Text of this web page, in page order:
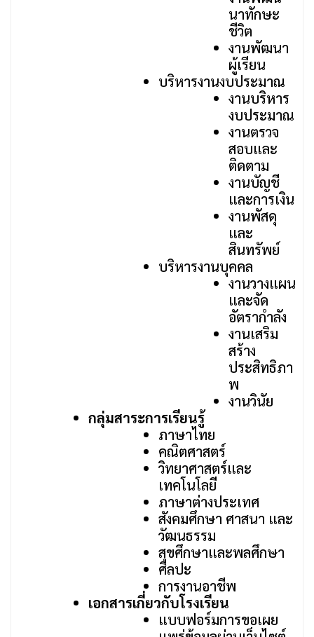
นาทักษะ
ชีวิต
งานพัฒนา
ผู้เรียน
บริหารงานงบประมาณ
งานบริหาร
งบประมาณ
งานตรวจ
สอบและ
ติดตาม
งานบัญชี
และการเงิน
งานพัสดุ
และ
สินทรัพย์
บริหารงานบุคคล
งานวางแผน
และจัด
อัตรากำลัง
งานเสริม
สร้าง
ประสิทธิภา
พ
งานวินัย
กลุ่มสาระการเรียนรู้
ภาษาไทย
คณิตศาสตร์
วิทยาศาสตร์และ
เทคโนโลยี
ภาษาต่างประเทศ
สังคมศึกษา ศาสนา และ
วัฒนธรรม
สุขศึกษาและพลศึกษา
ศิลปะ
การงานอาชีพ
เอกสารเกี่ยวกับโรงเรียน
แบบฟอร์มการขอเผย